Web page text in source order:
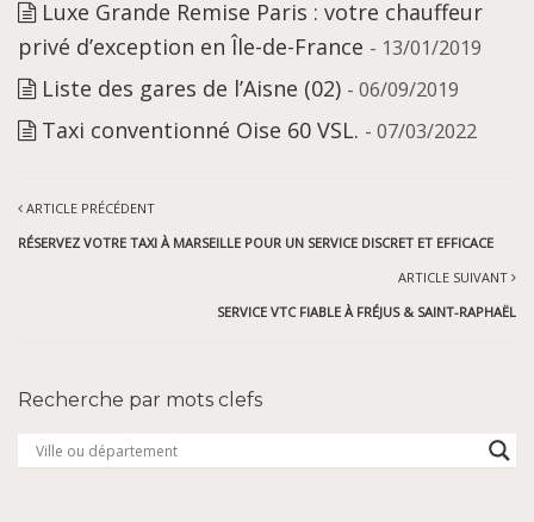
Luxe Grande Remise Paris : votre chauffeur
privé d’exception en Île-de-France - 13/01/2019
Liste des gares de l’Aisne (02) - 06/09/2019
Taxi conventionné Oise 60 VSL. - 07/03/2022
ARTICLE PRÉCÉDENT
RÉSERVEZ VOTRE TAXI À MARSEILLE POUR UN SERVICE DISCRET ET EFFICACE
ARTICLE SUIVANT
SERVICE VTC FIABLE À FRÉJUS & SAINT-RAPHAËL
Recherche par mots clefs